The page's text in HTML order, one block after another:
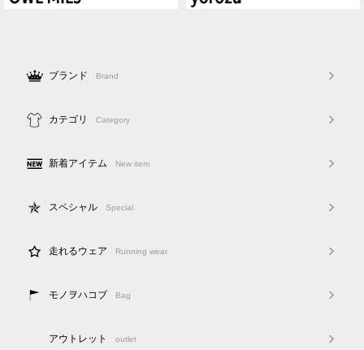
ブランド Brand
カテゴリ Category
新着アイテム New item
スペシャル Special
走れるウェア Running wear
モノヲハコブ Bag
アウトレット outlet